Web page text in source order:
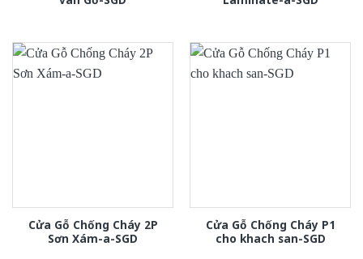
Cửa Gỗ Chống Cháy 2P
Sơn Xám-a-SGD
Cửa Gỗ Chống Cháy P1
cho khach san-SGD